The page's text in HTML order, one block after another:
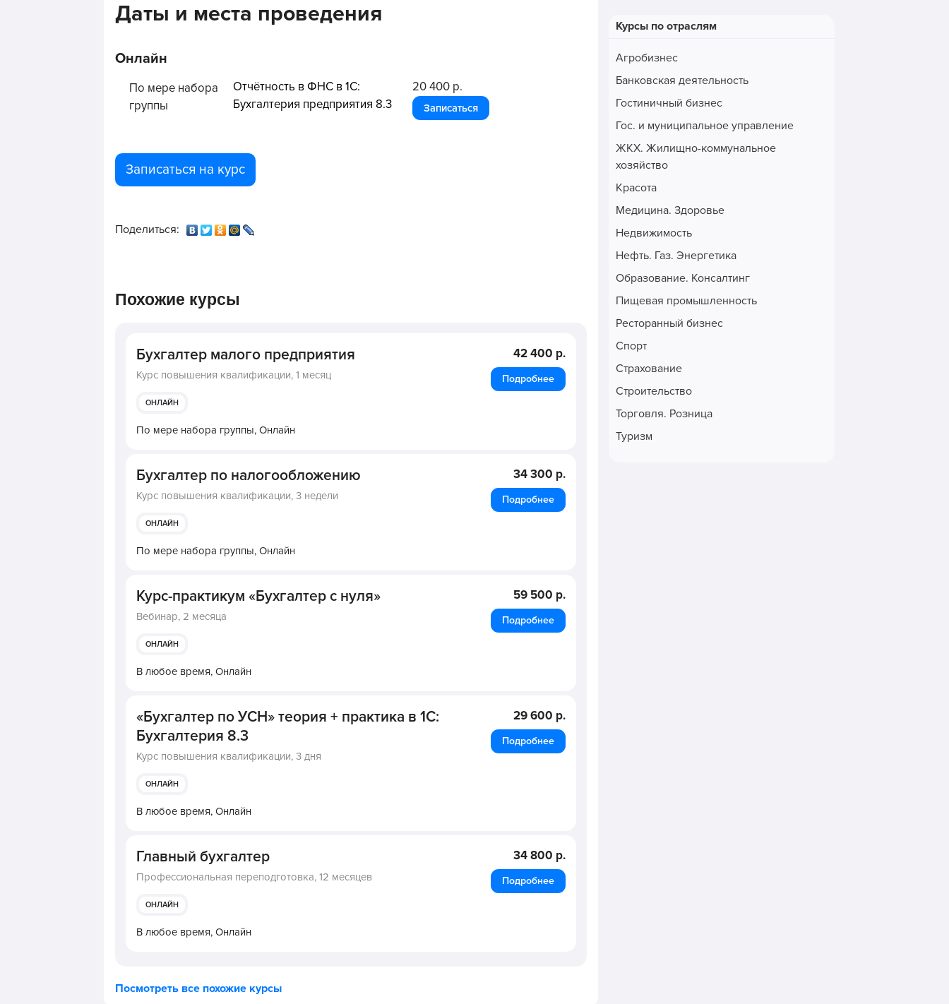
Даты и места проведения
Онлайн
По мере набора
группы
Отчётность в ФНС в 1С:
Бухгалтерия предприятия 8.3
20 400 р.
Записаться
Записаться на курс
Поделиться:
Похожие курсы
Бухгалтер малого предприятия
Курс повышения квалификации, 1 месяц
ОНЛАЙН
По мере набора группы, Онлайн
42 400 р.
Подробнее
Бухгалтер по налогообложению
Курс повышения квалификации, 3 недели
ОНЛАЙН
По мере набора группы, Онлайн
34 300 р.
Подробнее
Курс-практикум «Бухгалтер с нуля»
Вебинар, 2 месяца
ОНЛАЙН
В любое время, Онлайн
59 500 р.
Подробнее
«Бухгалтер по УСН» теория + практика в 1С:
Бухгалтерия 8.3
Курс повышения квалификации, 3 дня
ОНЛАЙН
В любое время, Онлайн
29 600 р.
Подробнее
Главный бухгалтер
Профессиональная переподготовка, 12 месяцев
ОНЛАЙН
В любое время, Онлайн
34 800 р.
Подробнее
Посмотреть все похожие курсы
Курсы по отраслям
Агробизнес
Банковская деятельность
Гостиничный бизнес
Гос. и муниципальное управление
ЖКХ. Жилищно-коммунальное
хозяйство
Красота
Медицина. Здоровье
Недвижимость
Нефть. Газ. Энергетика
Образование. Консалтинг
Пищевая промышленность
Ресторанный бизнес
Спорт
Страхование
Строительство
Торговля. Розница
Туризм